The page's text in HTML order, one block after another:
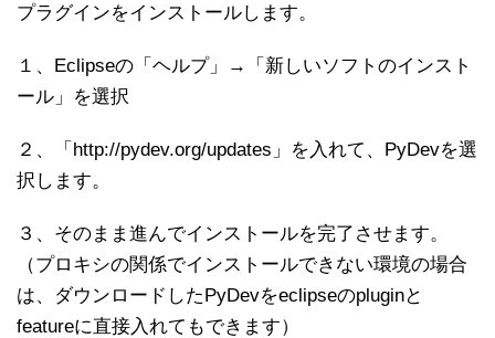
プラグインをインストールします。
１、Eclipseの「ヘルプ」→「新しいソフトのインスト
ール」を選択
２、「http://pydev.org/updates」を入れて、PyDevを選
択します。
３、そのまま進んでインストールを完了させます。
（プロキシの関係でインストールできない環境の場合
は、ダウンロードしたPyDevをeclipseのpluginと
featureに直接入れてもできます）